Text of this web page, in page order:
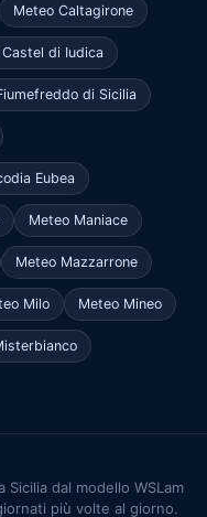
Meteo Caltagirone
di Iudica
di Sicilia
Eubea
Meteo Maniace
Meteo Mazzarrone
Milo Meteo Mineo
dal modello WSLam
più volte al giorno.